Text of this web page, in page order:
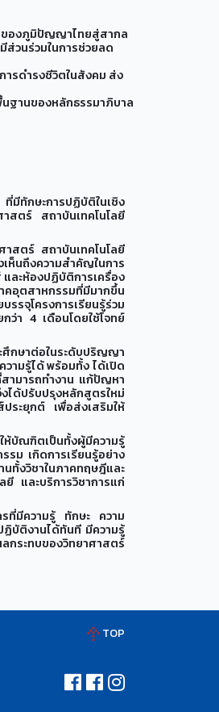
ของภูมิปัญญาไทยสู่สากล
ส่วนร่วมในการช่วยลด
รดำรงชีวิตในสังคม ส่ง
ฐานของหลักธรรมาภิบาล
ทักษะการปฏิบัติในเชิง
สตร์ สถาบันเทคโนโลยี
สตร์ สถาบันเทคโนโลยี
นถึงความสำคัญในการ
ละห้องปฏิบัติการเครื่อง
คอุตสาหกรรมที่มีมากขึ้น
รจุโครงการเรียนรู้ร่วม
ว่า 4 เดือนโดยใช้โจทย์
ศึกษาต่อในระดับปริญญา
ามรู้ได้ พร้อมทั้ง ได้เปิด
ามารถทำงาน แก้ปัญหา
ได้ปรับปรุงหลักสูตรใหม่
ระยุกต์ เพื่อส่งเสริมให้
ห้บัณฑิตเป็นทั้งผู้มีความรู้
รม เกิดการเรียนรู้อย่าง
ทั้งวิชาในภาคทฤษฎีและ
และบริการวิชาการแก่
ที่มีความรู้ ทักษะ ความ
บัติงานได้ทันที มีความรู้
กระทบของวิทยาศาสตร์
TOP